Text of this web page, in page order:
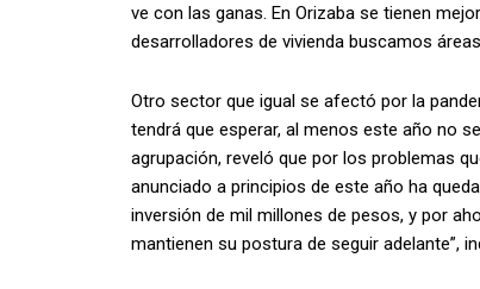
ve con las ganas. En Orizaba se tienen
desarrolladores de vivienda buscamos
Otro sector que igual se afectó por la
tendrá que esperar, al menos este año no
agrupación, reveló que por los problemas
anunciado a principios de este año ha
inversión de mil millones de pesos, y por
mantienen su postura de seguir adelante”,